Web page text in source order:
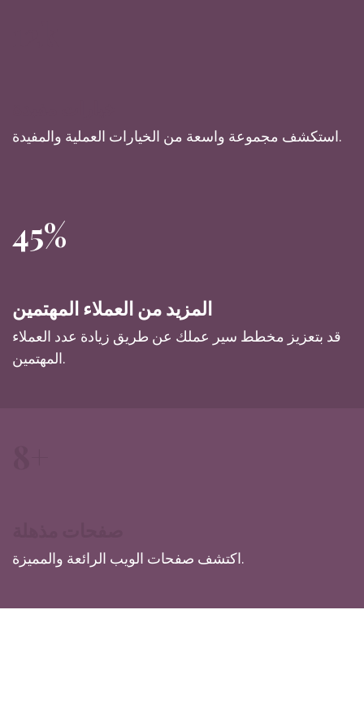
استكشف مجموعة واسعة من الخيارات العملية والمفيدة.
45%
المزيد من العملاء المهتمين
قد بتعزيز مخطط سير عملك عن طريق زيادة عدد العملاء
المهتمين.
اكتشف صفحات الويب الرائعة والمميزة.